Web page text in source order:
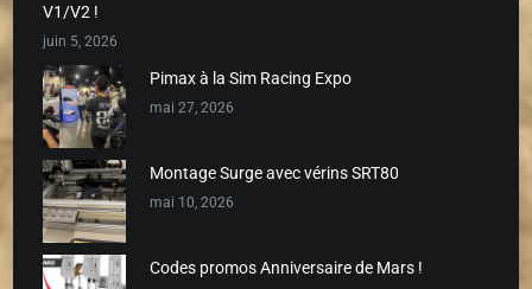
V1/V2 !
juin 5, 2026
Pimax à la Sim Racing Expo
mai 27, 2026
Montage Surge avec vérins SRT80
mai 10, 2026
Codes promos Anniversaire de Mars !